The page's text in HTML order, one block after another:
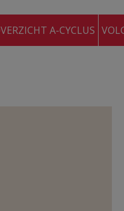
A-CYCLUS